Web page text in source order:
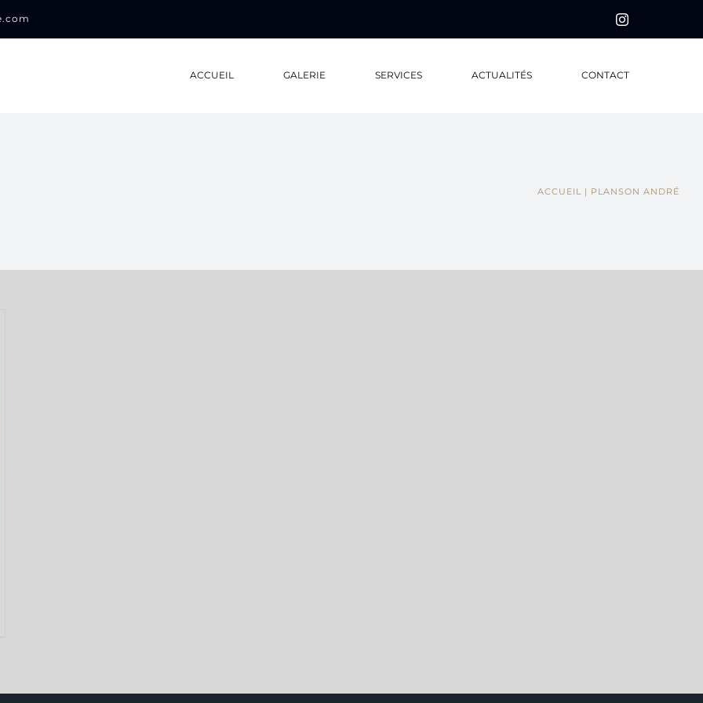
Instagram
ACCUEIL GALERIE SERVICES ACTUALITÉS CONTACT
ACCUEIL PLANSON ANDRÉ